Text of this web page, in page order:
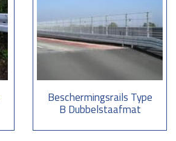
Beschermingsrails Type
B Dubbelstaafmat